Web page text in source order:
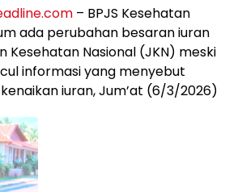
– BPJS Kesehatan
ada perubahan besaran iuran
Kesehatan Nasional (JKN) meski
informasi yang menyebut
iuran, Jum’at (6/3/2026)